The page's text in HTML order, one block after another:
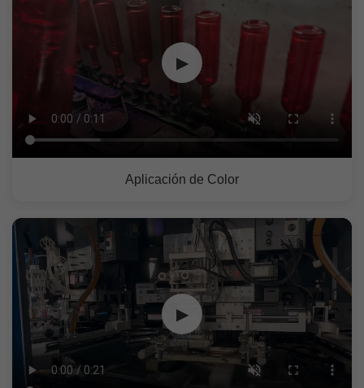
▶
Aplicación de Color
▶